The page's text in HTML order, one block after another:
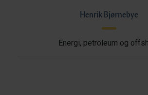
Henrik Bjørnebye
Energi, petroleum og